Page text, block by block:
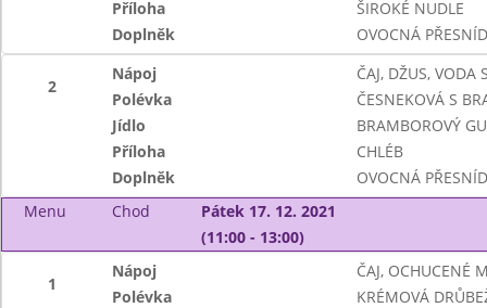
Příloha
ŠIROKÉ NUDLE
Doplněk
OVOCNÁ
2
Nápoj
ČAJ, DŽUS, VODA
Polévka
ČESNEKOVÁ S
Jídlo
BRAMBOROVÝ
Příloha
CHLÉB
Doplněk
OVOCNÁ
Menu
Chod
Pátek 17. 12. 2021
(11:00 - 13:00)
1
Nápoj
ČAJ, OCHUCENÉ
Polévka
KRÉMOVÁ